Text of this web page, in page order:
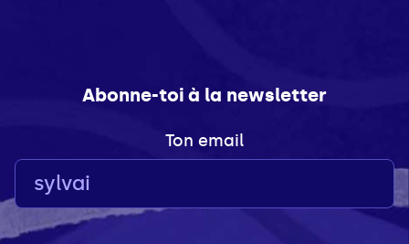
Abonne-toi à la newsletter
Ton email